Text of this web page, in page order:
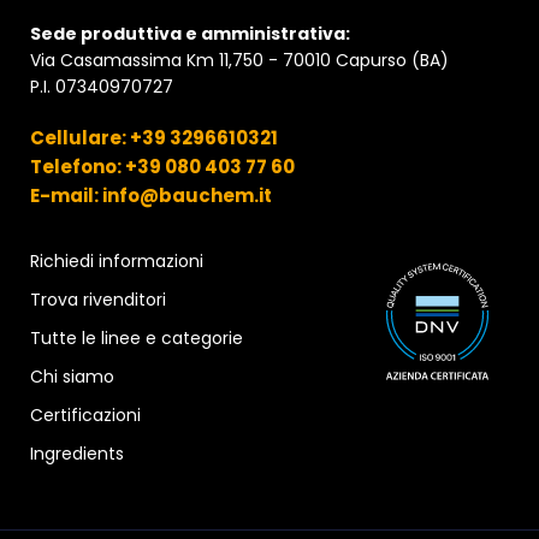
PRECAUZIONI
Nei casi in cui si vuole procedere a un successivo
trattamento di verniciatura, vista l’eterogeneità dei
buona riuscita del trattamento verificare a priori la
compatibilità del rivestimento che si vuole applicare
produttore).
Sede produttiva e amministrativa:
Via Casamassima Km 11,750 - 70010 Capurso (BA)
P.I. 07340970727
Cellulare: +39 3296610321
Telefono: +39 080 403 77 60
E-mail: info@bauchem.it
Richiedi informazioni
Trova rivenditori
Tutte le linee e categorie
Chi siamo
Certificazioni
Ingredients